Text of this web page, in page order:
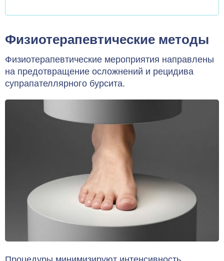
Физиотерапевтические методы
Физиотерапевтические мероприятия направлены
на предотвращение осложнений и рецидива
супрапателлярного бурсита.